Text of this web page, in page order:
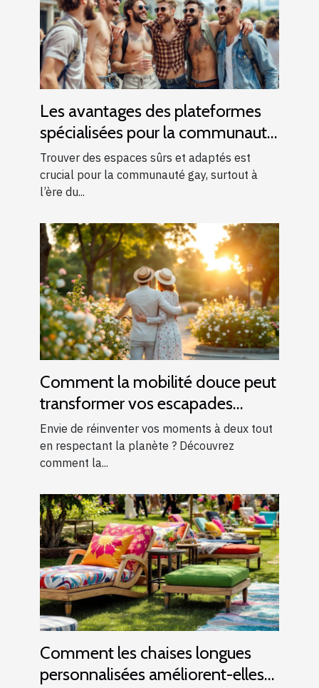
Les avantages des plateformes
spécialisées pour la communauté
gay
Trouver des espaces sûrs et adaptés est
crucial pour la communauté gay, surtout à
l’ère du...
Comment la mobilité douce peut
transformer vos escapades
romantiques ?
Envie de réinventer vos moments à deux tout
en respectant la planète ? Découvrez
comment la...
Comment les chaises longues
personnalisées améliorent-elles